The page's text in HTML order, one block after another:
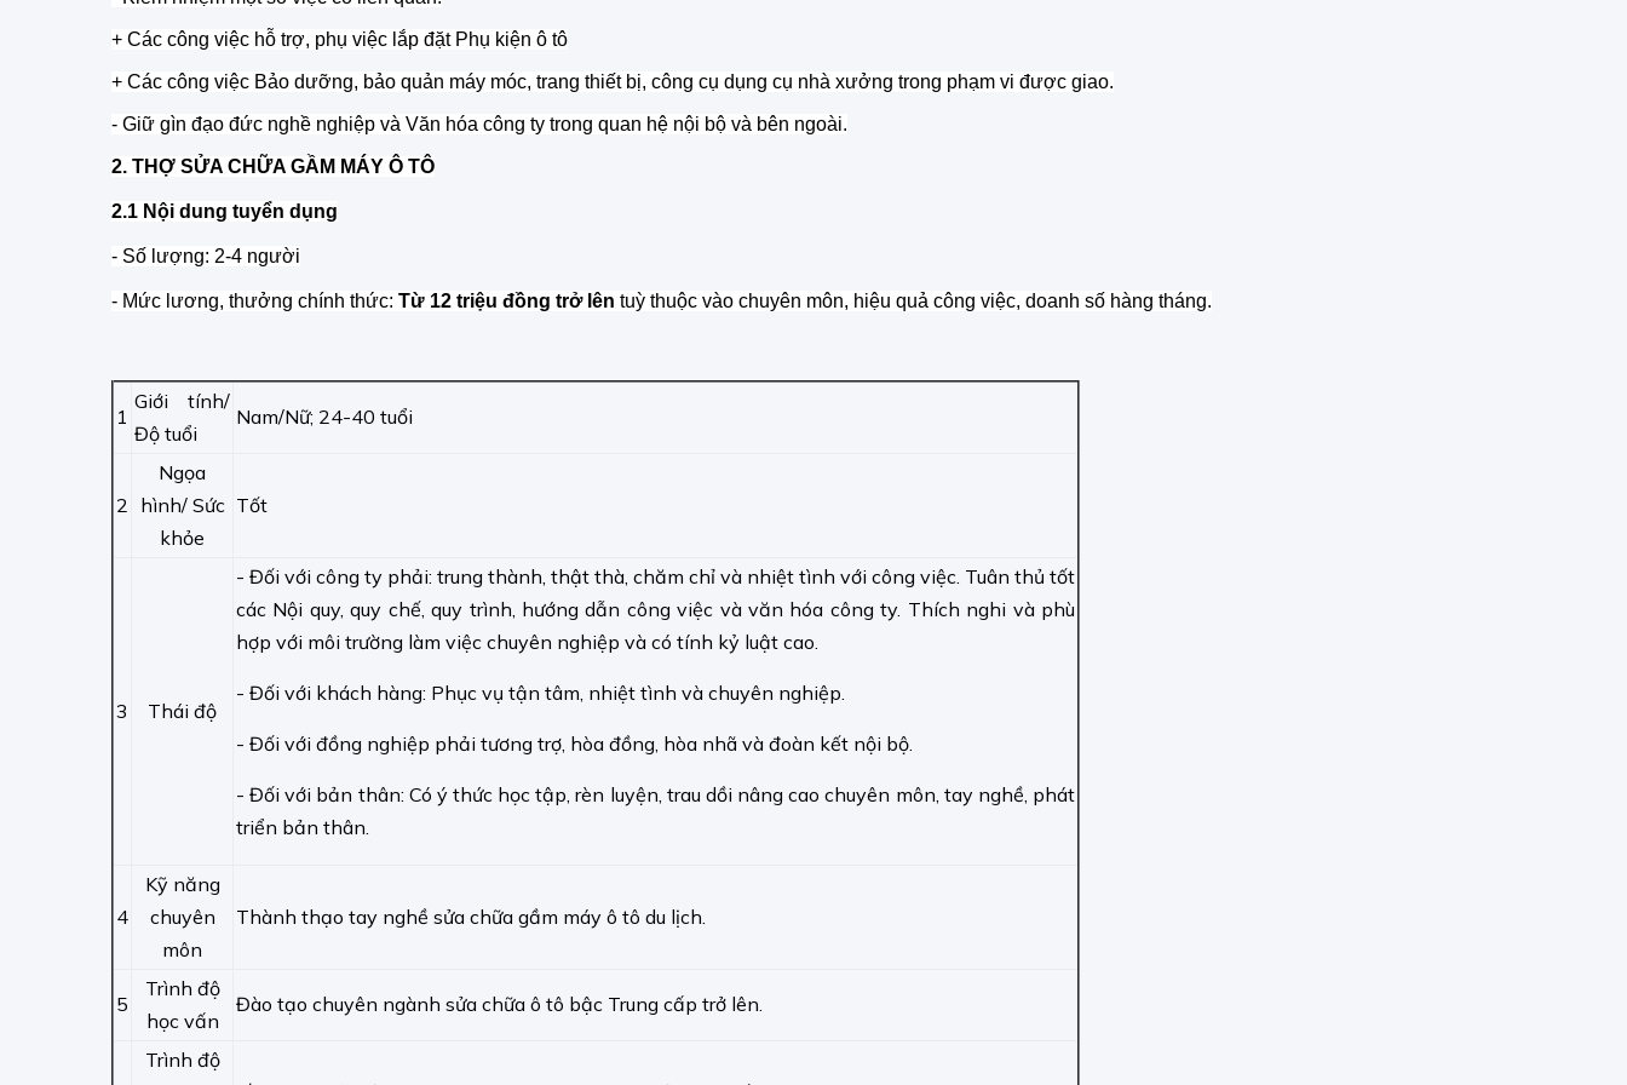
+ Các công việc hỗ trợ, phụ việc lắp đặt Phụ kiện ô tô
+ Các công việc Bảo dưỡng, bảo quản máy móc, trang thiết bị, công cụ dụng cụ nhà xưởng trong phạm vi được giao.
- Giữ gìn đạo đức nghề nghiệp và Văn hóa công ty trong quan hệ nội bộ và bên ngoài.
2. THỢ SỬA CHỮA GẦM MÁY Ô TÔ
2.1 Nội dung tuyển dụng
- Số lượng: 2-4 người
- Mức lương, thưởng chính thức: Từ 12 triệu đồng trở lên tuỳ thuộc vào chuyên môn, hiệu quả công việc, doanh số hàng tháng.
1
Giới tính/
Độ tuổi
Nam/Nữ; 24-40 tuổi
2
Ngọa
hình/ Sức
khỏe
Tốt
3 Thái độ
- Đối với công ty phải: trung thành, thật thà, chăm chỉ và nhiệt tình với công việc. Tuân thủ tốt
các Nội quy, quy chế, quy trình, hướng dẫn công việc và văn hóa công ty. Thích nghi và phù
hợp với môi trường làm việc chuyên nghiệp và có tính kỷ luật cao.
- Đối với khách hàng: Phục vụ tận tâm, nhiệt tình và chuyên nghiệp.
- Đối với đồng nghiệp phải tương trợ, hòa đồng, hòa nhã và đoàn kết nội bộ.
- Đối với bản thân: Có ý thức học tập, rèn luyện, trau dồi nâng cao chuyên môn, tay nghề, phát
triển bản thân.
4
Kỹ năng
chuyên
môn
Thành thạo tay nghề sửa chữa gầm máy ô tô du lịch.
5
Trình độ
học vấn
Đào tạo chuyên ngành sửa chữa ô tô bậc Trung cấp trở lên.
Trình độ